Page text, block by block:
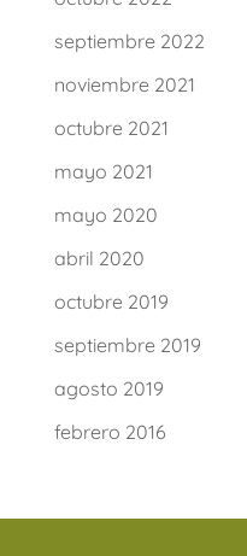
septiembre 2022
noviembre 2021
octubre 2021
mayo 2021
mayo 2020
abril 2020
octubre 2019
septiembre 2019
agosto 2019
febrero 2016